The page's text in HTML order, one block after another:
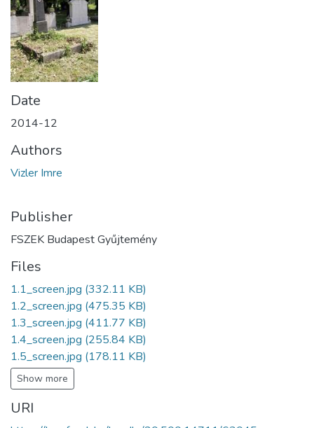
Date
2014-12
Authors
Vizler Imre
Publisher
FSZEK Budapest Gyűjtemény
Files
1.1_screen.jpg (332.11 KB)
1.2_screen.jpg (475.35 KB)
1.3_screen.jpg (411.77 KB)
1.4_screen.jpg (255.84 KB)
1.5_screen.jpg (178.11 KB)
Show more
URI